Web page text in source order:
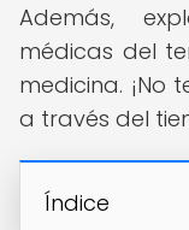
Además,
médicas del
medicina. ¡No
a través del
Índice